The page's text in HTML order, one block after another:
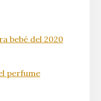
bebé del 2020
perfume